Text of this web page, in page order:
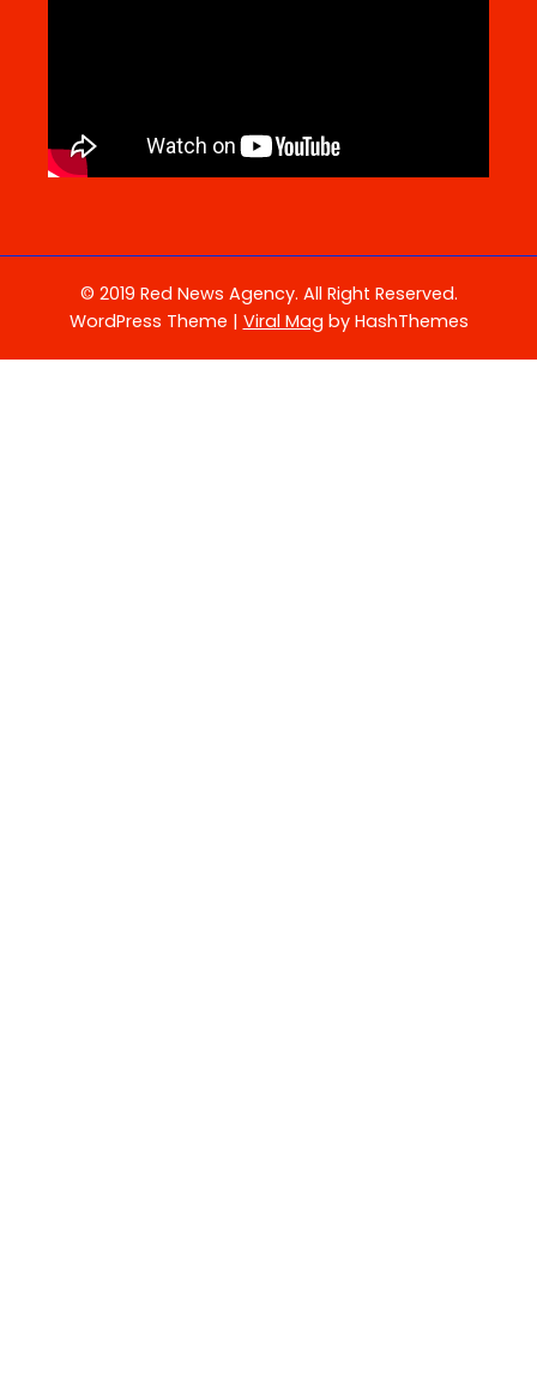
© 2019 Red News Agency. All Right Reserved.
WordPress Theme | Viral Mag by HashThemes